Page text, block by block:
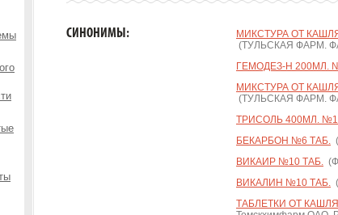
СИНОНИМЫ:
МИКСТУРА ОТ
(ТУЛЬСКАЯ ФАРМ.
ГЕМОДЕЗ-Н 200МЛ.
МИКСТУРА ОТ
(ТУЛЬСКАЯ ФАРМ.
ТРИСОЛЬ 400МЛ.
БЕКАРБОН №6 ТАБ.
ВИКАИР №10 ТАБ.
ВИКАЛИН №10 ТАБ.
ТАБЛЕТКИ ОТ